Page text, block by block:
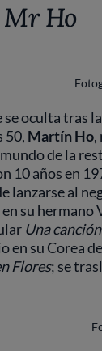
Mr Ho
oculta tras
50, Martín Ho,
de la
10 años en
lanzarse al
su hermano
Una
en su Corea
Flores; se